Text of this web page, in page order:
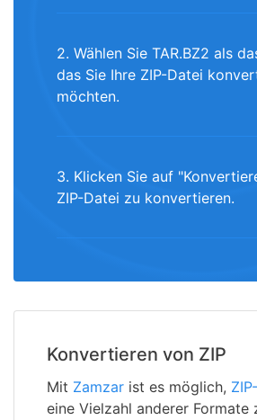
2. Wählen Sie TAR.BZ2 als
das Sie Ihre ZIP-Datei
möchten.
3. Klicken Sie auf
ZIP-Datei zu konvertieren.
Konvertieren von ZIP
Mit Zamzar ist es möglich,
eine Vielzahl anderer Formate